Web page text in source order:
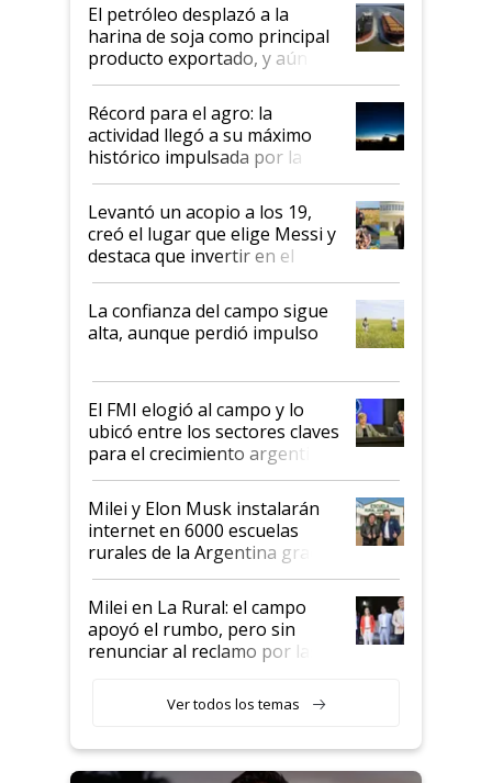
El petróleo desplazó a la
harina de soja como principal
producto exportado, y aún así
el agro aportó casi seis de cada
diez dólares y sostuvo el
liderazgo en un semestre
récord
Récord para el agro: la
actividad llegó a su máximo
histórico impulsada por la
cosecha y las exportaciones
Levantó un acopio a los 19,
creó el lugar que elige Messi y
destaca que invertir en el
kirchnerismo era como "darle
plata a un hijo para droga":
Juan Félix Rossetti, el libertario
que de una dura crisis salió
de Milei
La confianza del campo sigue
alta, aunque perdió impulso
El FMI elogió al campo y lo
ubicó entre los sectores claves
para el crecimiento argentino
Milei y Elon Musk instalarán
internet en 6000 escuelas
rurales de la Argentina gracias
a un acuerdo con Starlink
Milei en La Rural: el campo
apoyó el rumbo, pero sin
renunciar al reclamo por las
Ver todos los temas